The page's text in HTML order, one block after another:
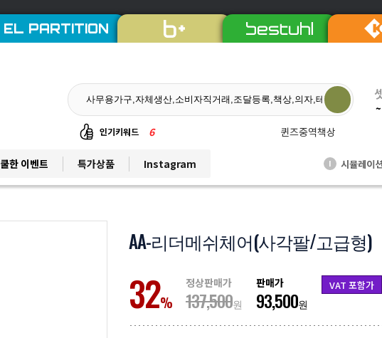
EL PARTITION
인기키워드 6
퀸즈중역책상
듀오백체어
1
비플러스의자
3
세트상품
리더풀메쉬의자
쿨한 이벤트 특가상품 Instagram I 시뮬레이션
AA-리더메쉬체어(사각팔/고급형)
32%
정상판매가
137,500원
판매가
93,500원
VAT 포함가